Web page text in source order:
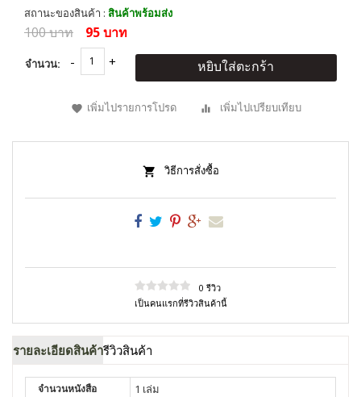
สถานะของสินค้า : สินค้าพร้อมส่ง
100 บาท 95 บาท
จำนวน: หยิบใส่ตะกร้า
เพิ่มไปรายการโปรด เพิ่มไปเปรียบเทียบ
วิธีการสั่งซื้อ
0 รีวิว
เป็นคนแรกที่รีวิวสินค้านี้
รายละเอียดสินค้ารีวิวสินค้า
จำนวนหนังสือ 1 เล่ม